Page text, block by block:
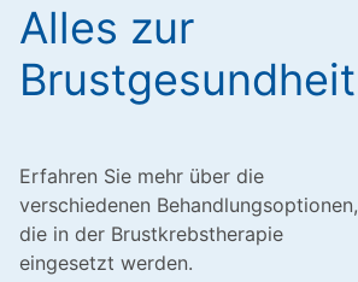
Alles zur
Brustgesundheit
Erfahren Sie mehr über die
verschiedenen Behandlungsoptionen,
die in der Brustkrebstherapie
eingesetzt werden.